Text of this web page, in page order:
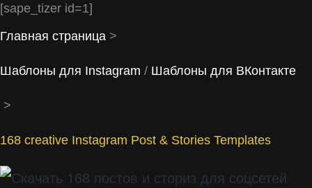
[sape_tizer id=1]
Главная страница >
Шаблоны для Instagram / Шаблоны для ВКонтакте
>
168 creative Instagram Post & Stories Templates